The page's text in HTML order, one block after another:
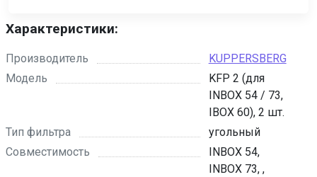
Характеристики:
Производитель
KUPPERSBERG
Модель
KFP 2 (для
INBOX 54 / 73,
IBOX 60), 2 шт.
Тип фильтра
угольный
Совместимость
INBOX 54,
INBOX 73, ,